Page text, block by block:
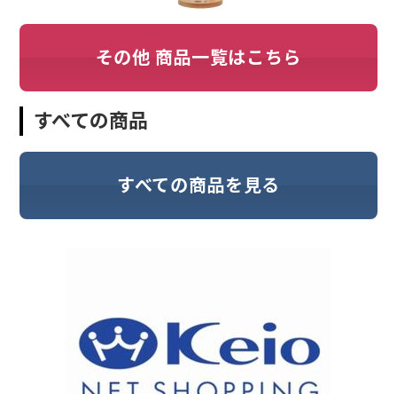
その他 商品一覧はこちら
すべての商品
すべての商品を見る